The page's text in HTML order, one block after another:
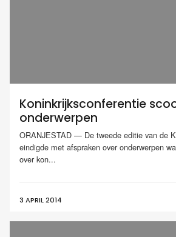
Koninkrijksconferentie
onderwerpen
ORANJESTAD — De tweede editie van de
eindigde met afspraken over onderwerpen
over kon...
3 APRIL 2014